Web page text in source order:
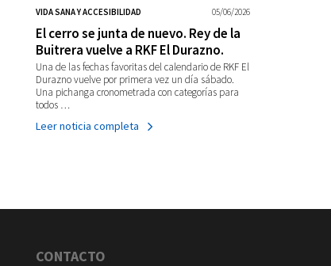
05/06/2026
VIDA SANA Y ACCESIBILIDAD
El cerro se junta de nuevo. Rey de la
Buitrera vuelve a RKF El Durazno.
Una de las fechas favoritas del calendario de RKF El
Durazno vuelve por primera vez un día sábado.
Una pichanga cronometrada con categorías para
todos …
Leer noticia completa
CONTACTO